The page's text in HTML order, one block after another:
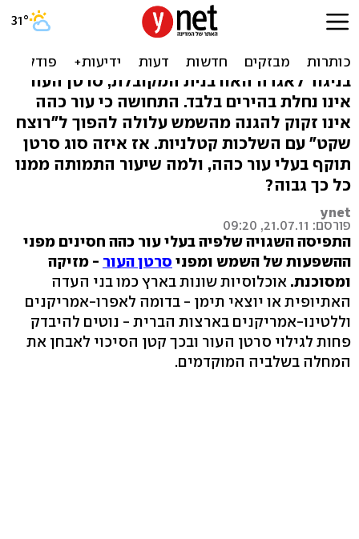
האם גם תימני או אתיופי
צריך קרם הגנה?
בניגוד לאגדה האורבנית המקובלת, סרטן העור
אינו נחלת בהירים בלבד. התחושה כי עור כהה
אינו זקוק להגנה מהשמש עלולה להפוך ל"רוצח
שקט" עם השלכות קטלניות. אז איזה סוג סרטן
תוקף בעלי עור כהה, ולמה שיעור התמותה ממנו
כל כך גבוה?
ynet
פורסם: 21.07.11, 09:20
התפיסה השגויה שלפיה בעלי עור כהה חסינים מפני
ההשפעות של השמש ומפני סרטן העור - מזיקה
ומסוכנת. אוכלוסיות שונות בארץ כמו בני העדה
האתיופית או יוצאי תימן - בדומה לאפרו-אמריקנים
וללטינו-אמריקנים בארצות הברית - נוטים להיבדק
פחות לגילוי סרטן העור ובכך קטן הסיכוי לאבחן את
המחלה בשלביה המוקדמים.